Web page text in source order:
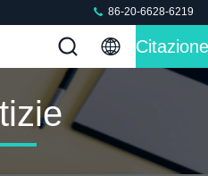
86-20-6628-6219
Citazione